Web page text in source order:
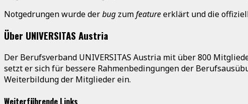
Notgedrungen wurde derbug zumfeatureerklärt und die
Über UNIVERSITAS Austria
Der Berufsverband UNIVERSITAS Austria mit über 800
setzt er sich für bessere Rahmenbedingungen der
Weiterbildung der Mitglieder ein.